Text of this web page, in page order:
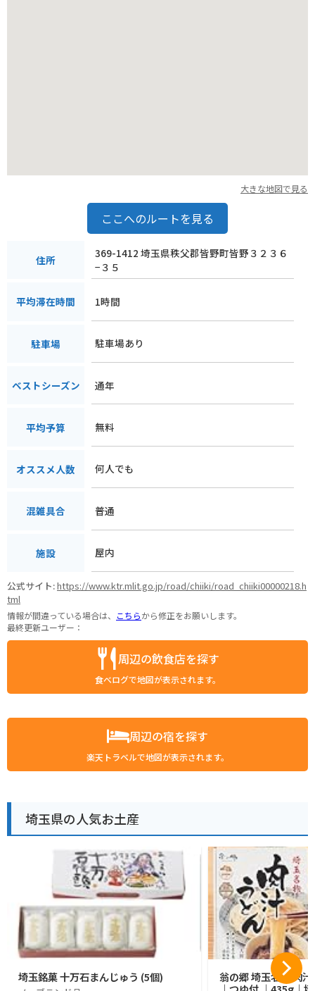
大きな地図で見る
ここへのルートを見る
住所
369-1412 埼玉県秩父郡皆野町皆野３２３６
−３５
平均滞在時間 1時間
駐車場 駐車場あり
ベストシーズン 通年
平均予算 無料
オススメ人数 何人でも
混雑具合 普通
施設 屋内
公式サイト:https://www.ktr.mlit.go.jp/road/chiiki/road_chiiki00000218.h
tml
情報が間違っている場合は、 こちらから修正をお願いします。
最終更新ユーザー：
周辺の飲食店を探す
食べログで地図が表示されます。
周辺の宿を探す
楽天トラベルで地図が表示されます。
埼玉県の人気お土産
埼玉銘菓 十万石まんじゅう (5個)
翁の郷 埼玉名物 肉